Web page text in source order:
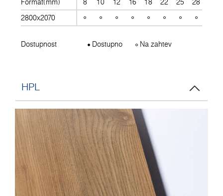
2800x2070
Dostupnost Dostupno Na zahtev
HPL